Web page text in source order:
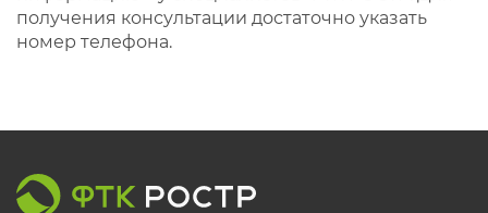
получения консультации достаточно указать
номер телефона.